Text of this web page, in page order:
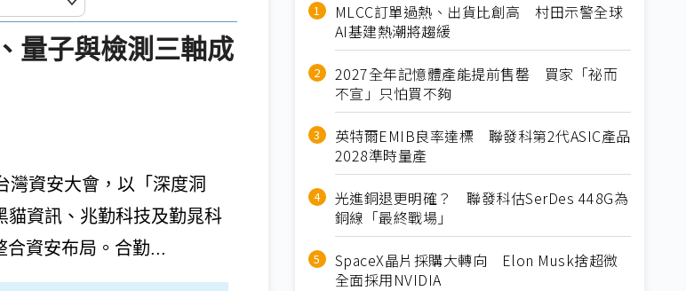
量子與檢測三軸成
灣資安大會，以「深度洞
貓資訊、兆勤科技及勤晁科
合資安布局。合勤...
MLCC訂單過熱、出貨比創高 村田示警全球
AI基建熱潮將趨緩
2027全年記憶體產能提前售罄 買家「祕而
不宣」只怕買不夠
英特爾EMIB良率達標 聯發科第2代ASIC產品
2028準時量產
光進銅退更明確？ 聯發科估SerDes 448G為
銅線「最終戰場」
SpaceX晶片採購大轉向 Elon Musk捨超微
全面採用NVIDIA